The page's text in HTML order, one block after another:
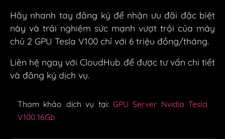
Hãy nhanh tay đăng ký để nhận ưu đãi đặc biệt
này và trải nghiệm sức mạnh vượt trội của máy
chủ 2 GPU Tesla V100 chỉ với 6 triệu đồng/tháng.
Liên hệ ngay với CloudHub để được tư vấn chi tiết
và đăng ký dịch vụ.
Tham khảo dịch vụ tại: GPU Server Nvidia Tesla
V100 16Gb